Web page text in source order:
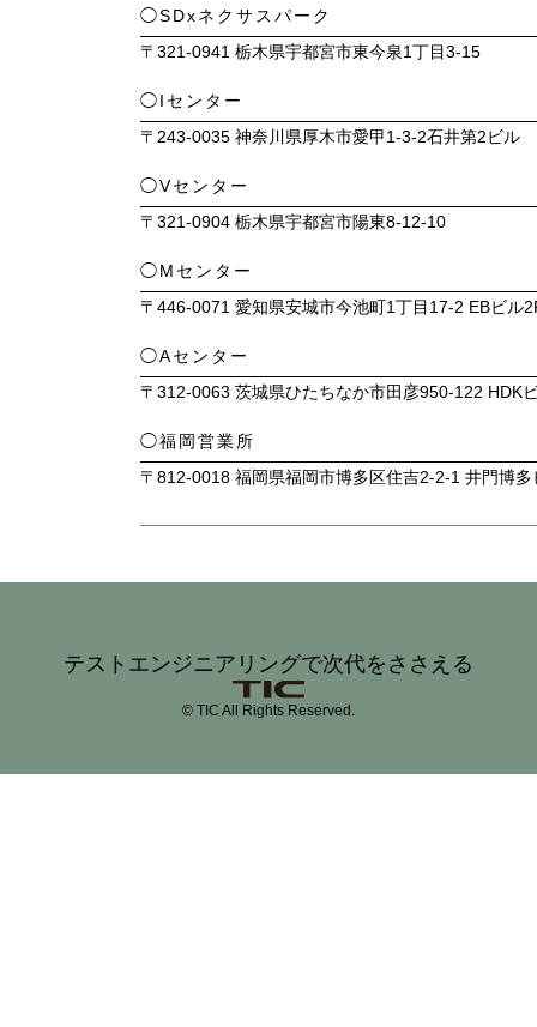
◯SDxネクサスパーク
〒321-0941 栃木県宇都宮市東今泉1丁目3-15
◯Iセンター
〒243-0035 神奈川県厚木市愛甲1-3-2石井第2ビル
◯Vセンター
〒321-0904 栃木県宇都宮市陽東8-12-10
◯Mセンター
〒446-0071 愛知県安城市今池町1丁目17-2 EBビル
◯Aセンター
〒312-0063 茨城県ひたちなか市田彦950-122 HDK
◯福岡営業所
〒812-0018 福岡県福岡市博多区住吉2-2-1 井門博
テストエンジニアリングで次代をささえる
© TIC All Rights Reserved.